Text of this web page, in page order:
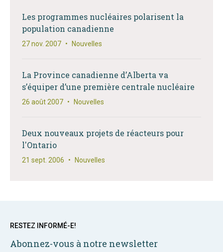
Les programmes nucléaires polarisent la
population canadienne
27 nov. 2007 • Nouvelles
La Province canadienne d’Alberta va
s’équiper d’une première centrale nucléaire
26 août 2007 • Nouvelles
Deux nouveaux projets de réacteurs pour
l'Ontario
21 sept. 2006 • Nouvelles
RESTEZ INFORMÉ-E!
Abonnez-vous à notre newsletter